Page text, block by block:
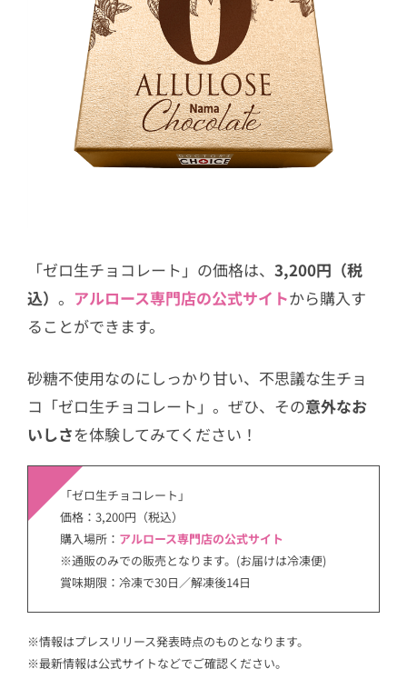
「ゼロ生チョコレート」の価格は、 3,200円（税
込） 。 アルロース専門店の公式サイトから購入す
ることができます。
砂糖不使用なのにしっかり甘い、不思議な生チョ
コ「ゼロ生チョコレート」。ぜひ、その意外なお
いしさを体験してみてください！
「ゼロ生チョコレート」
価格：3,200円（税込）
購入場所： アルロース専門店の公式サイト
※通販のみでの販売となります。(お届けは冷凍便)
賞味期限：冷凍で30日／解凍後14日
※情報はプレスリリース発表時点のものとなります。
※最新情報は公式サイトなどでご確認ください。